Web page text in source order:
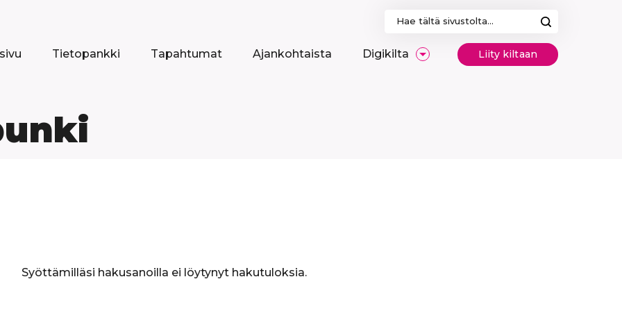
Haku:
Tietopankki Tapahtumat Ajankohtaista Digikilta Liity kiltaan
Syöttämilläsi hakusanoilla ei löytynyt hakutuloksia.